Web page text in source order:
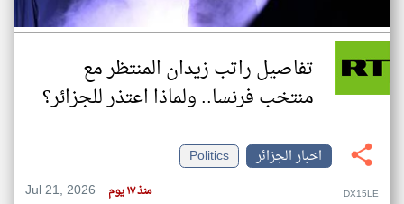
تفاصيل راتب زيدان المنتظر مع
منتخب فرنسا.. ولماذا اعتذر للجزائر؟
اخبار الجزائر
Politics
Jul 21, 2026
منذ ١٧ يوم DX15LE